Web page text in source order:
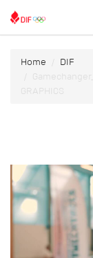
Home
DIF
GRAPHICS